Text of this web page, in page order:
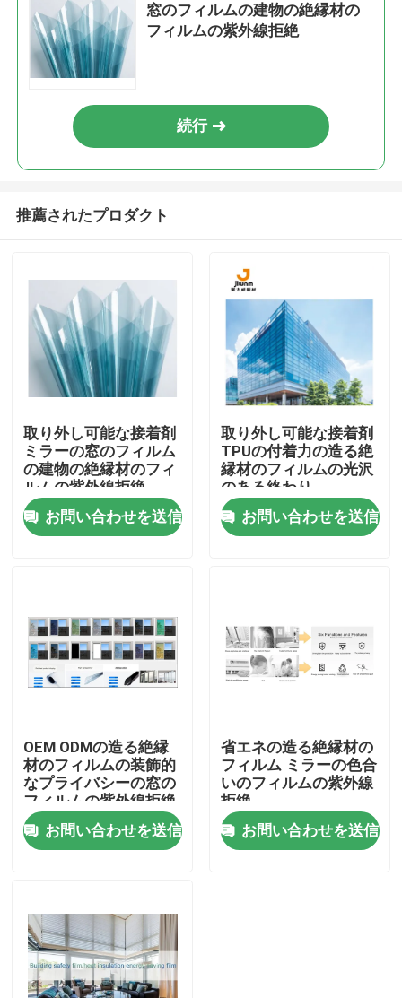
ホーム
製品
会社案内
お問い合わせ
ニュース
VR
TPU PPFのフィルム
窓のフィルムの建物の絶縁材の
フィルムの紫外線拒絶
続行
推薦されたプロダクト
取り外し可能な接着剤
ミラーの窓のフィルム
の建物の絶縁材のフィ
ルムの紫外線拒絶
お問い合わせを送信
取り外し可能な接着剤
TPUの付着力の造る絶
縁材のフィルムの光沢
のある終わり
お問い合わせを送信
OEM ODMの造る絶縁
材のフィルムの装飾的
なプライバシーの窓の
フィルムの紫外線拒絶
お問い合わせを送信
省エネの造る絶縁材の
フィルム ミラーの色合
いのフィルムの紫外線
拒絶
お問い合わせを送信